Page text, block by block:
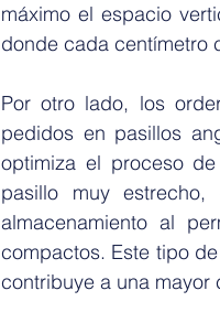
máximo el espacio
donde cada centímetro
Por otro lado, los
pedidos en pasillos
optimiza el proceso
pasillo muy
almacenamiento al
compactos. Este tipo
contribuye a una